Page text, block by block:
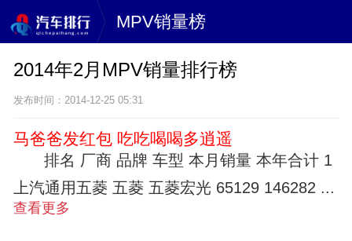
MPV销量榜
2014年2月MPV销量排行榜
发布时间：2014-12-25 05:31
马爸爸发红包 吃吃喝喝多逍遥
排名 厂商 品牌 车型 本月销量 本年合计 1
上汽通用五菱 五菱 五菱宏光 65129 146282 ...
查看更多